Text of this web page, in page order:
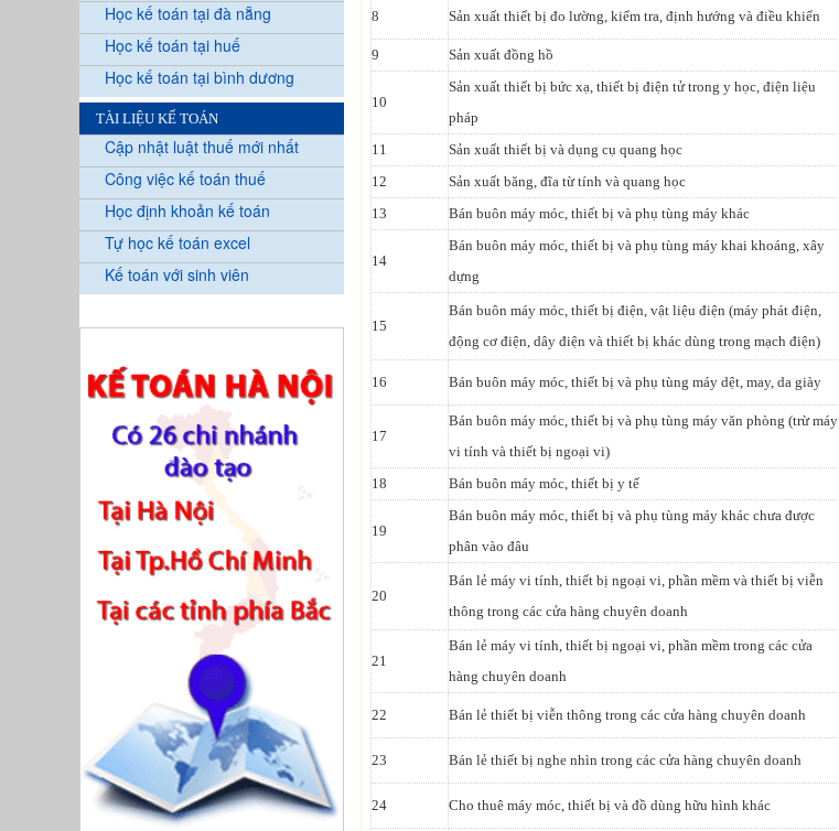
Học kế toán tại đà nẵng
Học kế toán tại huế
Học kế toán tại bình dương
TÀI LIỆU KẾ TOÁN
Cập nhật luật thuế mới nhất
Công việc kế toán thuế
Học định khoản kế toán
Tự học kế toán excel
Kế toán với sinh viên
8 Sản xuất thiết bị đo lường, kiểm tra, định hướng và điều khiển
9 Sản xuất đồng hồ
10
Sản xuất thiết bị bức xạ, thiết bị điện tử trong y học, điện liệu
pháp
11 Sản xuất thiết bị và dụng cụ quang học
12
Sản xuất băng, đĩa từ tính và quang học
13
Bán buôn máy móc, thiết bị và phụ tùng máy khác
14
Bán buôn máy móc, thiết bị và phụ tùng máy khai khoáng, xây
dựng
15
Bán buôn máy móc, thiết bị điện, vật liệu điện (máy phát điện,
động cơ điện, dây điện và thiết bị khác dùng trong mạch điện)
16 Bán buôn máy móc, thiết bị và phụ tùng máy dệt, may, da giày
17
Bán buôn máy móc, thiết bị và phụ tùng máy văn phòng (trừ máy
vi tính và thiết bị ngoại vi)
18 Bán buôn máy móc, thiết bị y tế
19
Bán buôn máy móc, thiết bị và phụ tùng máy khác chưa được
phân vào đâu
20
Bán lẻ máy vi tính, thiết bị ngoại vi, phần mềm và thiết bị viễn
thông trong các cửa hàng chuyên doanh
21
Bán lẻ máy vi tính, thiết bị ngoại vi, phần mềm trong các cửa
hàng chuyên doanh
22 Bán lẻ thiết bị viễn thông trong các cửa hàng chuyên doanh
23 Bán lẻ thiết bị nghe nhìn trong các cửa hàng chuyên doanh
24 Cho thuê máy móc, thiết bị và đồ dùng hữu hình khác